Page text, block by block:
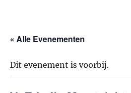
« Alle Evenementen
Dit evenement is voorbij.